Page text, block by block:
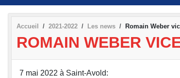
Accueil 2021-2022 Les news Romain Weber
ROMAIN WEBER
7 mai 2022 à Saint-Avold: